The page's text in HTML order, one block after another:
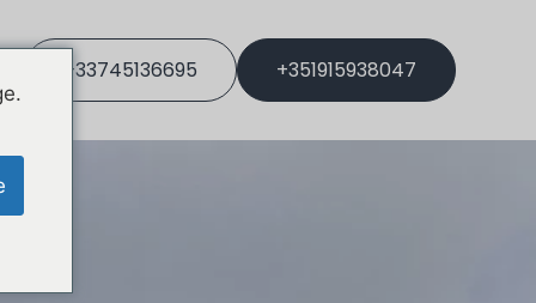
+33745136695 +351915938047